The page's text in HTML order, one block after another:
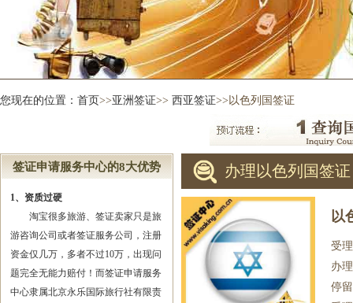
您现在的位置： 首页>>亚洲签证>> 西亚签证>>以色列国签证
签证申请服务中心的8大优势
1、资质过硬
淘宝很多旅游、签证卖家只是旅
游咨询公司或者签证服务公司，注册
资金仅几万，多者不过10万，出现问
题完全无能力赔付！而签证申请服务
中心隶属北京永乐国际旅行社有限责
办理以色列国签证
以
受
办
停